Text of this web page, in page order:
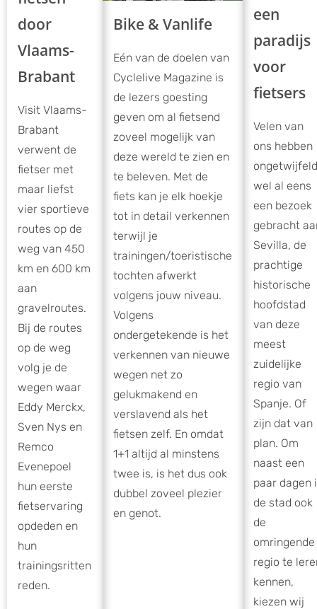
door
Vlaams-
Brabant
Visit Vlaams-
Brabant
verwent de
fietser met
maar liefst
vier sportieve
routes op de
weg van 450
km en 600 km
aan
gravelroutes.
Bij de routes
op de weg
volg je de
wegen waar
Eddy Merckx,
Sven Nys en
Remco
Evenepoel
hun eerste
fietservaring
opdeden en
hun
trainingsritten
reden.
Bike & Vanlife
Eén van de doelen van
Cyclelive Magazine is
de lezers goesting
geven om al fietsend
zoveel mogelijk van
deze wereld te zien en
te beleven. Met de
fiets kan je elk hoekje
tot in detail verkennen
terwijl je
trainingen/toeristische
tochten afwerkt
volgens jouw niveau.
Volgens
ondergetekende is het
verkennen van nieuwe
wegen net zo
gelukmakend en
verslavend als het
fietsen zelf. En omdat
1+1 altijd al minstens
twee is, is het dus ook
dubbel zoveel plezier
en genot.
een
paradijs
voor
fietsers
Velen van
ons hebben
ongetwijfeld
wel al eens
een bezoek
gebracht
Sevilla, de
prachtige
historische
hoofdstad
van deze
meest
zuidelijke
regio van
Spanje. Of
zijn dat van
plan. Om
naast een
paar dagen
de stad ook
de
omringende
regio te
kennen,
kiezen wij